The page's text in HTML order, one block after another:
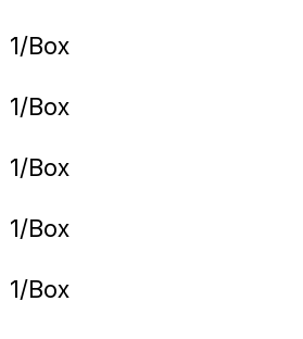
1/Box
1/Box
1/Box
1/Box
1/Box